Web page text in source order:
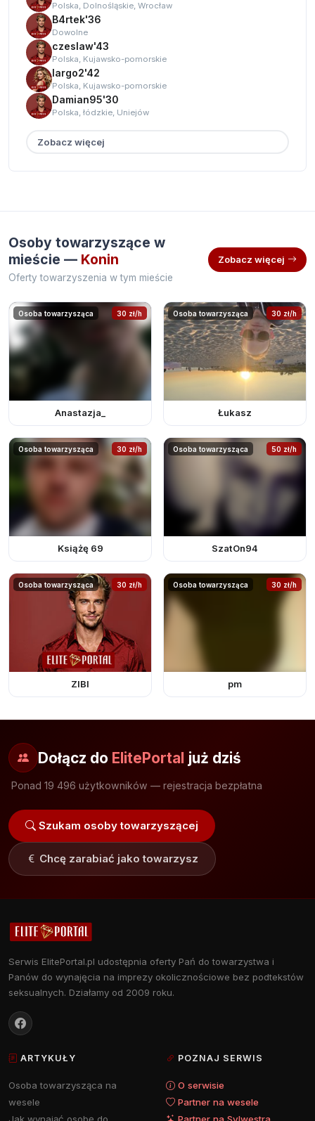
Polska, Dolnośląskie, Wrocław
B4rtek'36
Dowolne
czeslaw'43
Polska, Kujawsko-pomorskie
largo2'42
Polska, Kujawsko-pomorskie
Damian95'30
Polska, łódzkie, Uniejów
Zobacz więcej
Osoby towarzyszące w
mieście — Konin
Oferty towarzyszenia w tym mieście
Zobacz więcej
Osoba towarzysząca 30 zł/h
Anastazja_
Osoba towarzysząca 30 zł/h
Łukasz
Osoba towarzysząca 30 zł/h
Książę 69
Osoba towarzysząca 50 zł/h
SzatOn94
Osoba towarzysząca 30 zł/h
ZIBI
Osoba towarzysząca 30 zł/h
pm
Dołącz do ElitePortal już dziś
Ponad 19 496 użytkowników — rejestracja bezpłatna
Szukam osoby towarzyszącej
Chcę zarabiać jako towarzysz
Serwis ElitePortal.pl udostępnia oferty Pań do towarzystwa i
Panów do wynajęcia na imprezy okolicznościowe bez podtekstów
seksualnych. Działamy od 2009 roku.
ARTYKUŁY
Osoba towarzysząca na
wesele
POZNAJ SERWIS
O serwisie
Partner na wesele